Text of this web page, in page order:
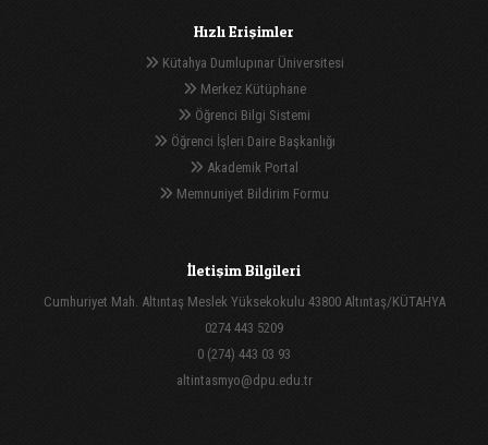
Hızlı Erişimler
Kütahya Dumlupınar Üniversitesi
Merkez Kütüphane
Öğrenci Bilgi Sistemi
Öğrenci İşleri Daire Başkanlığı
Akademik Portal
Memnuniyet Bildirim Formu
İletişim Bilgileri
Cumhuriyet Mah. Altıntaş Meslek Yüksekokulu 43800 Altıntaş/KÜTAHYA
0274 443 5209
0 (274) 443 03 93
altintasmyo@dpu.edu.tr